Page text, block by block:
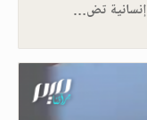
إنسانية تض…